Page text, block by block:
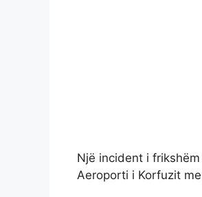
Një incident i
Aeroporti i Korfuzit